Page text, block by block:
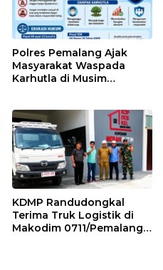
Polres Pemalang Ajak
Masyarakat Waspada
Karhutla di Musim
KDMP Randudongkal
Terima Truk Logistik di
Makodim 0711/Pemalang